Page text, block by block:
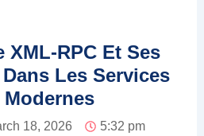
XML-RPC Et Ses
Les Services
Modernes
18, 2026
5:32 pm